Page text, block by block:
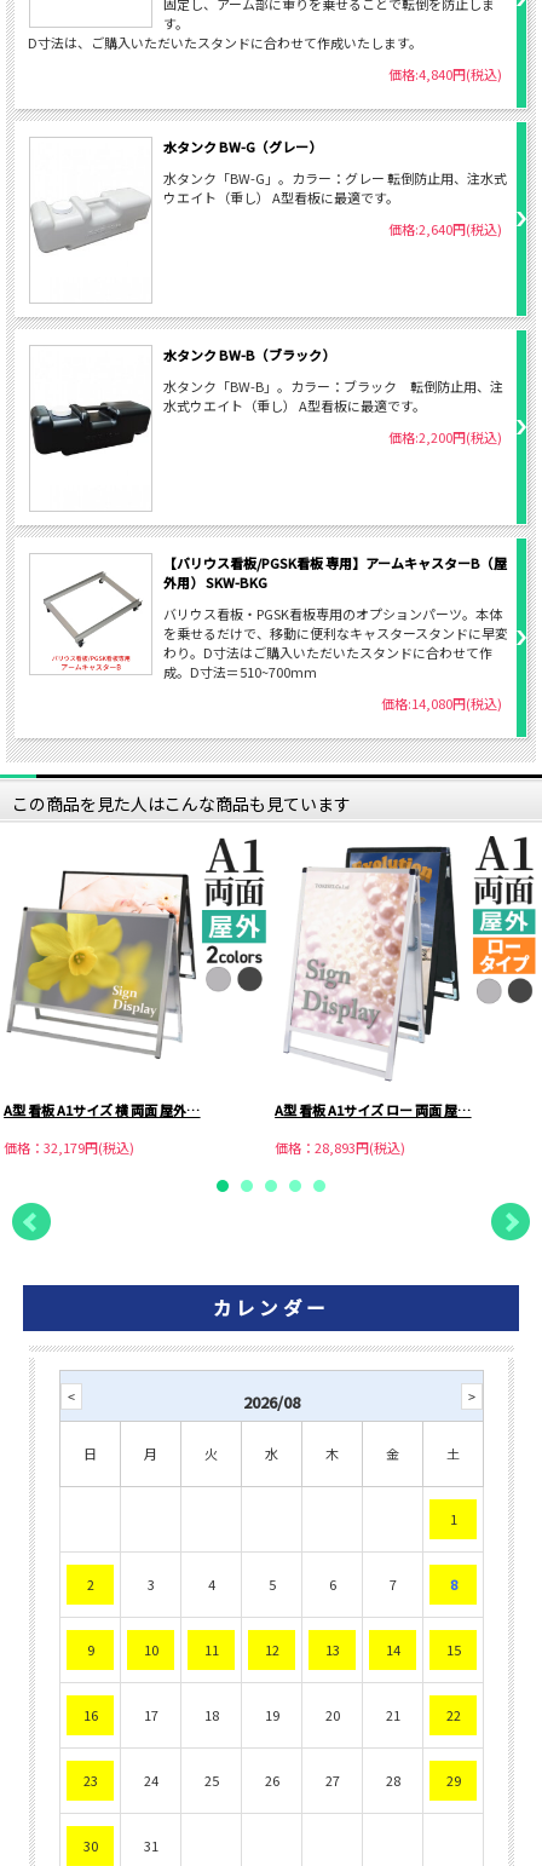
す。
D寸法は、ご購入いただいたスタンドに合わせて作成いたします。
価格:4,840円(税込)
水タンク BW-G（グレー）
水タンク「BW-G」。カラー：グレー 転倒防止用、注水式
ウエイト（重し） A型看板に最適です。
価格:2,640円(税込)
水タンク BW-B（ブラック）
水タンク「BW-B」。カラー：ブラック 転倒防止用、注
水式ウエイト（重し） A型看板に最適です。
価格:2,200円(税込)
【バリウス看板/PGSK看板 専用】アームキャスターB（屋
外用） SKW-BKG
バリウス看板・PGSK看板専用のオプションパーツ。本体
を乗せるだけで、移動に便利なキャスタースタンドに早変
わり。D寸法はご購入いただいたスタンドに合わせて作
成。D寸法＝510~700mm
価格:14,080円(税込)
この商品を見た人はこんな商品も見ています
A型 看板 A1サイズ 横 両面 屋外…
価格：32,179円(税込)
A型 看板 A1サイズ ロー 両面 屋…
価格：28,893円(税込)
カレンダー